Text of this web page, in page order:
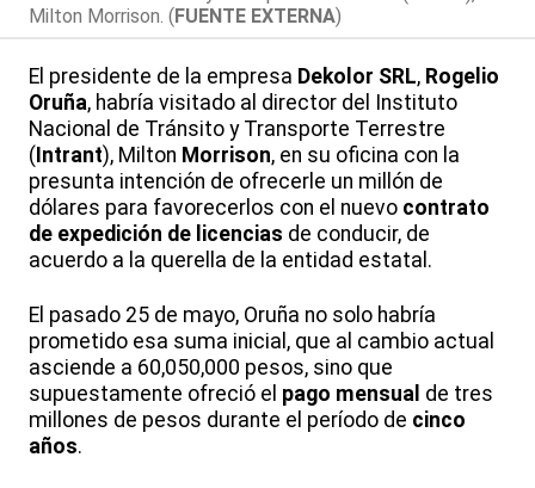
Milton Morrison. (FUENTE EXTERNA)
El presidente de la empresa Dekolor SRL, Rogelio
Oruña, habría visitado al director del Instituto
Nacional de Tránsito y Transporte Terrestre
( Intrant), Milton Morrison, en su oficina con la
presunta intención de ofrecerle un millón de
dólares para favorecerlos con el nuevo contrato
de expedición de licencias de conducir, de
acuerdo a la querella de la entidad estatal.
El pasado 25 de mayo, Oruña no solo habría
prometido esa suma inicial, que al cambio actual
asciende a 60,050,000 pesos, sino que
supuestamente ofreció el pago mensual de tres
millones de pesos durante el período de cinco
años.